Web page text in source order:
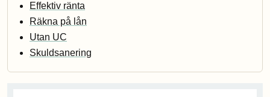
Effektiv ränta
Räkna på lån
Utan UC
Skuldsanering